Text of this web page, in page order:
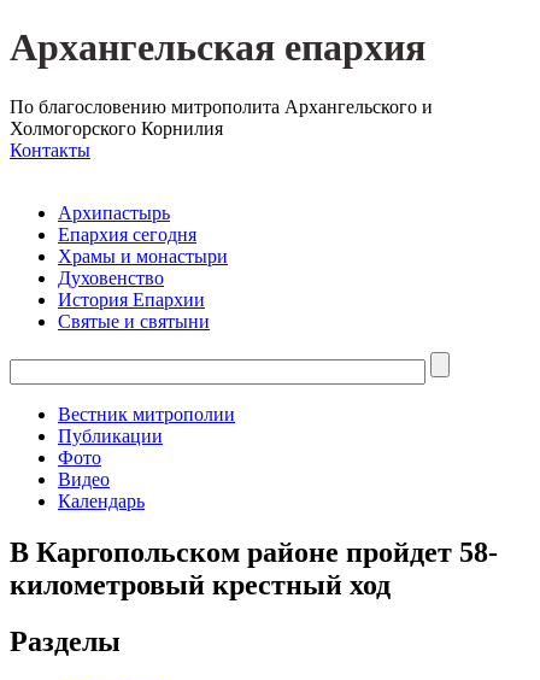
Архангельская епархия
По благословению митрополита Архангельского и
Холмогорского Корнилия
Контакты
Архипастырь
Епархия сегодня
Храмы и монастыри
Духовенство
История Епархии
Святые и святыни
Вестник митрополии
Публикации
Фото
Видео
Календарь
В Каргопольском районе пройдет 58-
километровый крестный ход
Разделы